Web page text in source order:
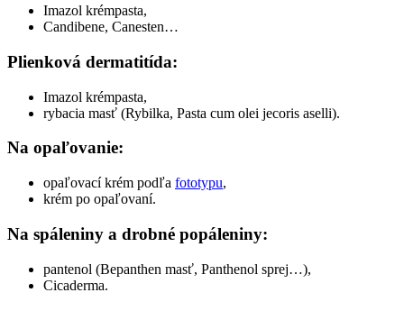
Imazol krémpasta,
Candibene, Canesten…
Plienková dermatitída:
Imazol krémpasta,
rybacia masť (Rybilka, Pasta cum olei jecoris aselli).
Na opaľovanie:
opaľovací krém podľa fototypu,
krém po opaľovaní.
Na spáleniny a drobné popáleniny:
pantenol (Bepanthen masť, Panthenol sprej…),
Cicaderma.